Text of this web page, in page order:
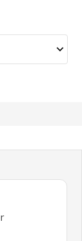
Totalt antal